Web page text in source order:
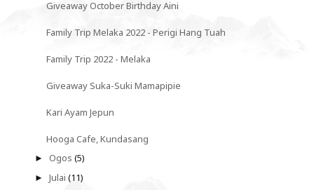
Giveaway October Birthday Aini
Family Trip Melaka 2022 - Perigi Hang Tuah
Family Trip 2022 - Melaka
Giveaway Suka-Suki Mamapipie
Kari Ayam Jepun
Hooga Cafe, Kundasang
►Ogos(5)
►Julai(11)